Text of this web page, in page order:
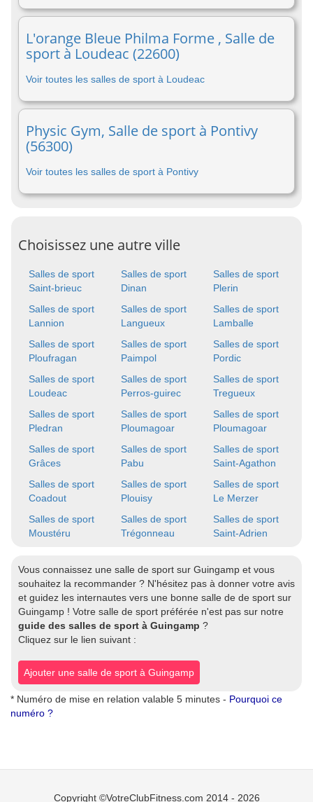
L'orange Bleue Philma Forme , Salle de
sport à Loudeac (22600)
Voir toutes les salles de sport à Loudeac
Physic Gym, Salle de sport à Pontivy
(56300)
Voir toutes les salles de sport à Pontivy
Choisissez une autre ville
Salles de sport
Saint-brieuc
Salles de sport
Dinan
Salles de sport
Plerin
Salles de sport
Lannion
Salles de sport
Langueux
Salles de sport
Lamballe
Salles de sport
Ploufragan
Salles de sport
Paimpol
Salles de sport
Pordic
Salles de sport
Loudeac
Salles de sport
Perros-guirec
Salles de sport
Tregueux
Salles de sport
Pledran
Salles de sport
Ploumagoar
Salles de sport
Ploumagoar
Salles de sport
Grâces
Salles de sport
Pabu
Salles de sport
Saint-Agathon
Salles de sport
Coadout
Salles de sport
Plouisy
Salles de sport
Le Merzer
Salles de sport
Moustéru
Salles de sport
Trégonneau
Salles de sport
Saint-Adrien
Vous connaissez une salle de sport sur Guingamp et vous
souhaitez la recommander ? N'hésitez pas à donner votre avis
et guidez les internautes vers une bonne salle de de sport sur
Guingamp ! Votre salle de sport préférée n'est pas sur notre
guide des salles de sport à Guingamp ?
Cliquez sur le lien suivant :
Ajouter une salle de sport à Guingamp
* Numéro de mise en relation valable 5 minutes - Pourquoi ce
numéro ?
Copyright ©VotreClubFitness.com 2014 - 2026